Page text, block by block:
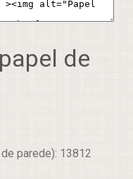
de
parede): 13812